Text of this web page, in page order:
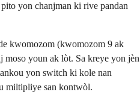
yon chanjman ki rive pandan
kwomozom (kwomozom 9 ak
moso youn ak lòt. Sa kreye yon jèn
yon switch ki kole nan
miltipliye san kontwòl.